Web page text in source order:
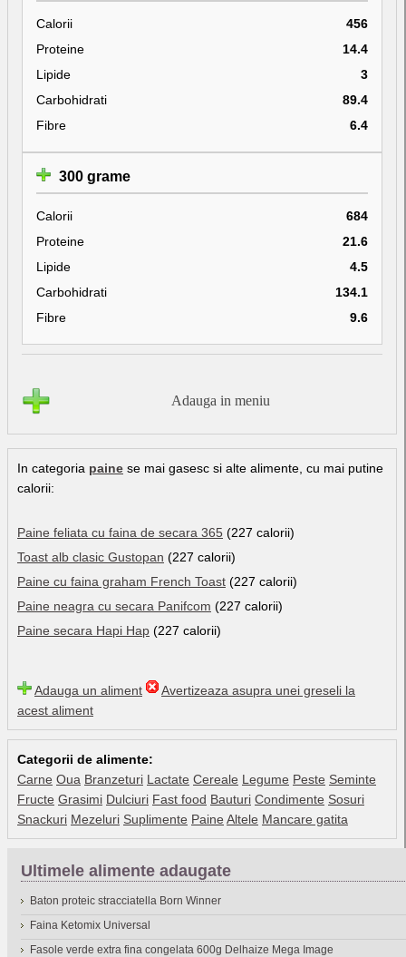
Calorii
456
Proteine
14.4
Lipide
3
Carbohidrati
89.4
Fibre
6.4
300 grame
Calorii
684
Proteine
21.6
Lipide
4.5
Carbohidrati
134.1
Fibre
9.6
Adauga in meniu
In categoria paine se mai gasesc si alte alimente, cu mai putine
calorii:
Paine feliata cu faina de secara 365 (227 calorii)
Toast alb clasic Gustopan (227 calorii)
Paine cu faina graham French Toast (227 calorii)
Paine neagra cu secara Panifcom (227 calorii)
Paine secara Hapi Hap (227 calorii)
Adauga un aliment
Avertizeaza asupra unei greseli la
acest aliment
Categorii de alimente:
Carne Oua Branzeturi Lactate Cereale Legume Peste Seminte
Fructe Grasimi Dulciuri Fast food Bauturi Condimente Sosuri
Snackuri Mezeluri Suplimente Paine Altele Mancare gatita
Ultimele alimente adaugate
Baton proteic stracciatella Born Winner
Faina Ketomix Universal
Fasole verde extra fina congelata 600g Delhaize Mega Image